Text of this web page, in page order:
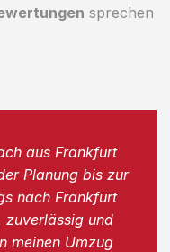
sprechen
aus Frankfurt
Planung bis zur
nach Frankfurt
zuverlässig und
meinen Umzug